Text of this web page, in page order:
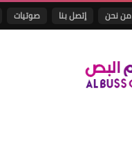
من نحن إتصل بنا صوتيات